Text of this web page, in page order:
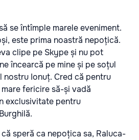
se întîmple marele eveniment.
este prima noastră nepoțică.
clipe pe Skype și nu pot
încearcă pe mine și pe soțul
nostru Ionuț. Cred că pentru
fericire să-și vadă
exclusivitate pentru
speră ca nepoțica sa, Raluca-